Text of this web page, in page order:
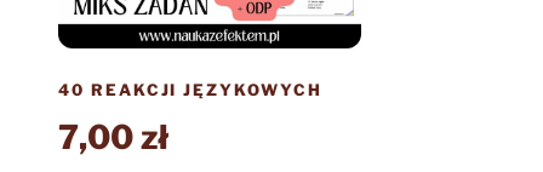
40 REAKCJI JĘZYKOWYCH
7,00zł